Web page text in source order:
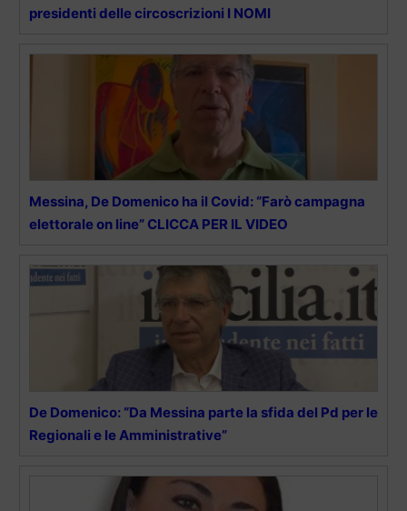
presidenti delle circoscrizioni I NOMI
Messina, De Domenico ha il Covid: “Farò campagna
elettorale on line” CLICCA PER IL VIDEO
De Domenico: “Da Messina parte la sfida del Pd per le
Regionali e le Amministrative”